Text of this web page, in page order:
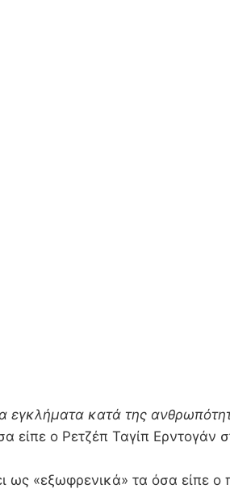
εγκλήματα κατά της
είπε ο Ρετζέπ Ταγίπ Ερντογάν
ως «εξωφρενικά» τα όσα είπε ο